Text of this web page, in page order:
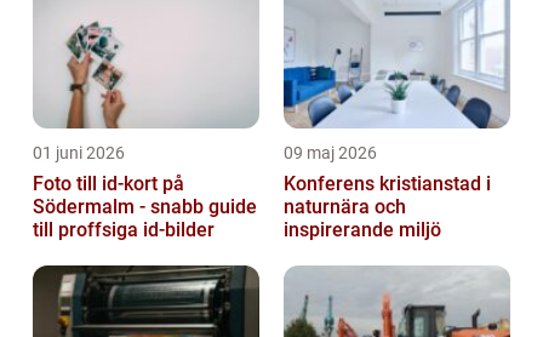
01 juni 2026
Foto till id-kort på
Södermalm - snabb guide
till proffsiga id-bilder
09 maj 2026
Konferens kristianstad i
naturnära och
inspirerande miljö